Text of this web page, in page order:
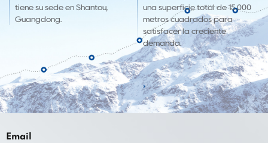
tiene su sede en Shantou,
Guangdong.
una superficie total de 15.000
metros cuadrados para
satisfacer la creciente
demanda.
Email